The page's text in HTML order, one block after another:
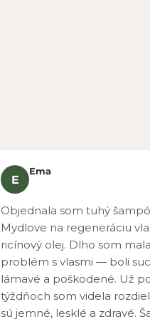
E
Ema
Objednala som tuhý
Mydlove na regeneráciu
ricínový olej. Dlho som mala
problém s vlasmi — boli
lámavé a poškodené. Už
týždňoch som videla
sú jemné, lesklé a zdravé.